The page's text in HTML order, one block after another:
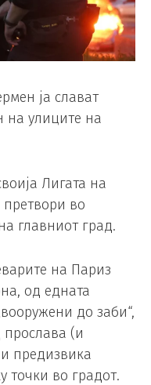
ја слават
на улиците на
Лигата на
во
главниот град.
на Париз
од едната
до заби“,
прослава (и
предизвика
точки во градот.